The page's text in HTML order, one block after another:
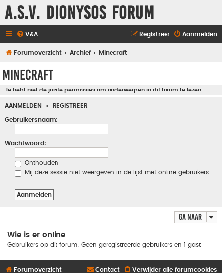
A.S.V. Dionysos Forum
V&A Aanmelden
Registreer
Forumoverzicht Archief Minecraft
Minecraft
Je hebt niet de juiste permissies om onderwerpen in dit forum te lezen.
AANMELDEN • REGISTREER
Gebruikersnaam:
Wachtwoord:
Onthouden
Mij deze sessie niet weergeven in de lijst met online gebruikers
Ga naar
Wie is er online
Gebruikers op dit forum: Geen geregistreerde gebruikers en 1 gast
Forumoverzicht Verwijder alle forumcookies
Contact